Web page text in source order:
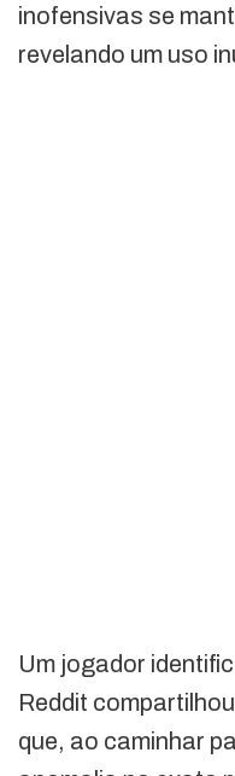
inofensivas se
revelando um uso
Um jogador
Reddit
que, ao caminhar